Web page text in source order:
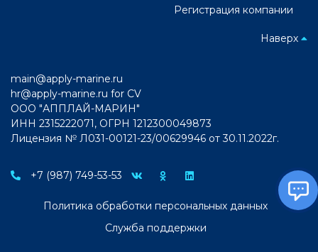
Регистрация компании
Наверх
main@apply-marine.ru
hr@apply-marine.ru for CV
ООО "АППЛАЙ-МАРИН"
ИНН 2315222071, ОГРН 1212300049873
Лицензия № Л031-00121-23/00629946 от 30.11.2022г.
+7 (987) 749-53-53
Политика обработки персональных данных
Служба поддержки